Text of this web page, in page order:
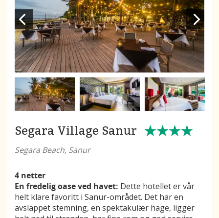
Segara Village Sanur
Segara Beach, Sanur
4 netter
En fredelig oase ved havet: Dette hotellet er vår
helt klare favoritt i Sanur-området. Det har en
avslappet stemning, en spektakulær hage, ligger